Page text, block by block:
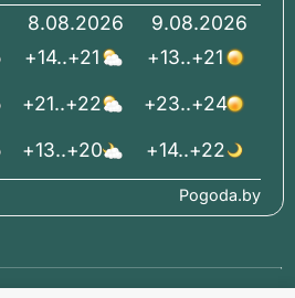
8.08.2026
+14..+21
+21..+22
+13..+20
9.08.2026
+13..+21
+23..+24
+14..+22
Pogoda.by